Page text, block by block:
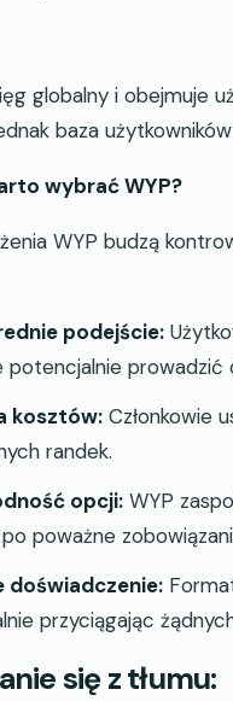
globalny i obejmuje
baza
wybrać WYP?
WYP budzą
podejście:
prowadzić
kosztów: Członkowie
randek.
opcji: WYP
poważne
doświadczenie:
przyciągając
się z tłumu: